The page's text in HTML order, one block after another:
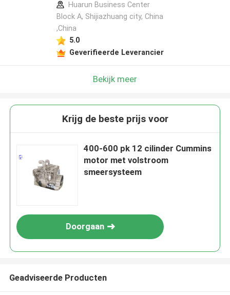
Huarun Business Center
Block A, Shijiazhuang city, China
,China
5.0
Geverifieerde Leverancier
Bekijk meer
Krijg de beste prijs voor
400-600 pk 12 cilinder Cummins
motor met volstroom
smeersysteem
Doorgaan
Geadviseerde Producten